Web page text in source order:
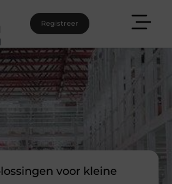
Registreer
voor kleine